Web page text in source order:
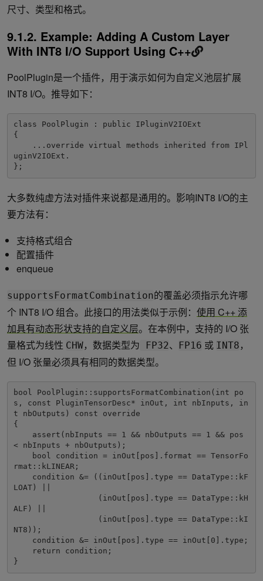
尺寸、类型和格式。
9.1.2. Example: Adding A Custom Layer
With INT8 I/O Support Using C++
PoolPlugin是一个插件，用于演示如何为自定义池层扩展
INT8 I/O。推导如下：
class PoolPlugin : public IPluginV2IOExt
{
uginV2IOExt.
};
大多数纯虚方法对插件来说都是通用的。影响INT8 I/O的主
要方法有：
支持格式组合
配置插件
enqueue
supportsFormatCombination的覆盖必须指示允许哪
个 INT8 I/O 组合。此接口的用法类似于示例： 使用 C++ 添
加具有动态形状支持的自定义层。在本例中，支持的 I/O 张
量格式为线性 CHW，数据类型为 FP32、 FP16 或 INT8 ，
但 I/O 张量必须具有相同的数据类型。
bool PoolPlugin::supportsFormatCombination(int po
s, const PluginTensorDesc* inOut, int nbInputs, in
t nbOutputs) const override
{
< nbInputs + nbOutputs);
rmat::kLINEAR;
LOAT) ||
ALF) ||
NT8));
}